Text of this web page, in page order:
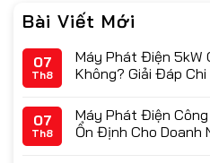
Bài Viết Mới
07
Th8
Máy Phát Điện 5kW
Không? Giải Đáp
07
Th8
Máy Phát Điện
Ổn Định Cho Doanh